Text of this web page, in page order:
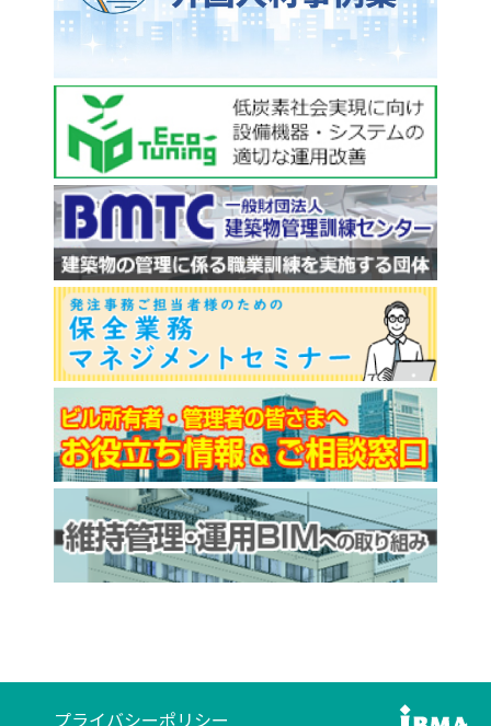
プライバシーポリシー